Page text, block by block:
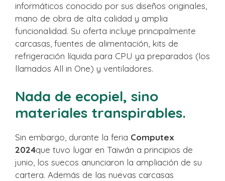
informáticos conocido por sus diseños originales,
mano de obra de alta calidad y amplia
funcionalidad. Su oferta incluye principalmente
carcasas, fuentes de alimentación, kits de
refrigeración líquida para CPU ya preparados (los
llamados All in One) y ventiladores.
Nada de ecopiel, sino
materiales transpirables.
Sin embargo, durante la feria Computex
2024que tuvo lugar en Taiwán a principios de
junio, los suecos anunciaron la ampliación de su
cartera. Además de las nuevas carcasas